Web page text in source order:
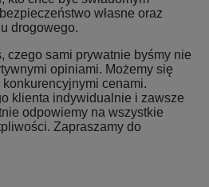
własne oraz
drogowego.
czego sami prywatnie byśmy nie
opiniami. Możemy się
cenami.
klienta indywidualnie i zawsze
odpowiemy na wszystkie
Zapraszamy do